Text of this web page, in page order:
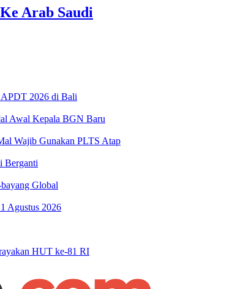
Arab Saudi
APDT 2026 di Bali
Awal Kepala BGN Baru
Wajib Gunakan PLTS Atap
Berganti
Global
Agustus 2026
HUT ke-81 RI